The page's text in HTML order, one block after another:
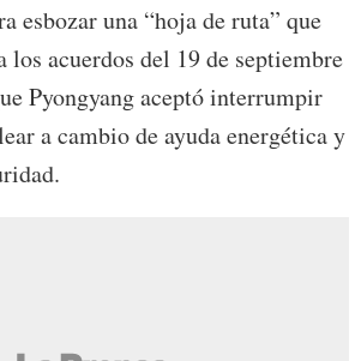
esbozar una “hoja de ruta” que
los acuerdos del 19 de septiembre
Pyongyang aceptó interrumpir
a cambio de ayuda energética y